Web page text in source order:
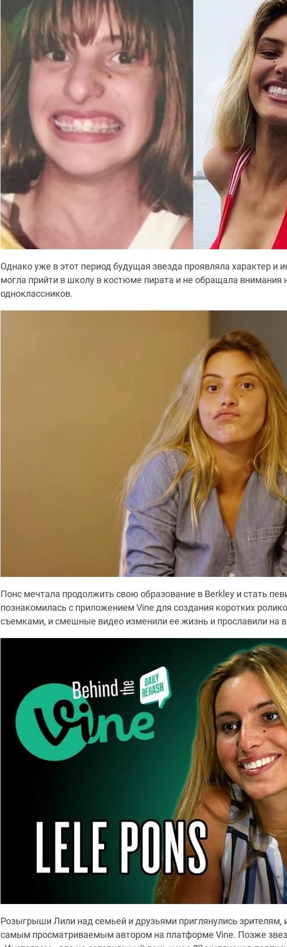
Однако уже в этот период будущая звезда проявляла характер и
могла прийти в школу в костюме пирата и не обращала внимания
одноклассников.
Понс мечтала продолжить свою образование в Berkley и стать
познакомилась с приложением Vine для создания коротких
съемками, и смешные видео изменили ее жизнь и прославили на
Розыгрыши Лили над семьей и друзьями приглянулись зрителям,
самым просматриваемым автором на платформе Vine. Позже